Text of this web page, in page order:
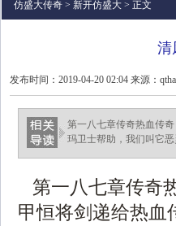
仿盛大传奇 > 新开仿盛大 > 正文
清
发布时间：2019-04-20 02:04 来源：
第一八七章传奇热血传
玛卫士帮助，我们叫它恶
第一八七章传奇
甲恒将剑递给热血